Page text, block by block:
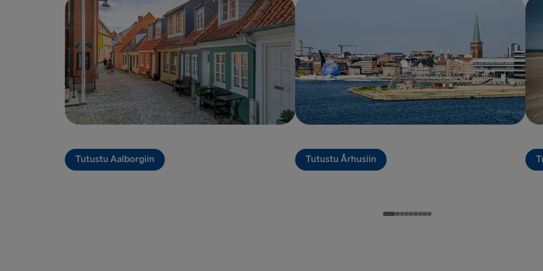
Halmstad →
Dublin →
Belfast →
Belfast →
Hook of
Rosslare →
Tutustu Aalborgiin Tutustu Århusiin